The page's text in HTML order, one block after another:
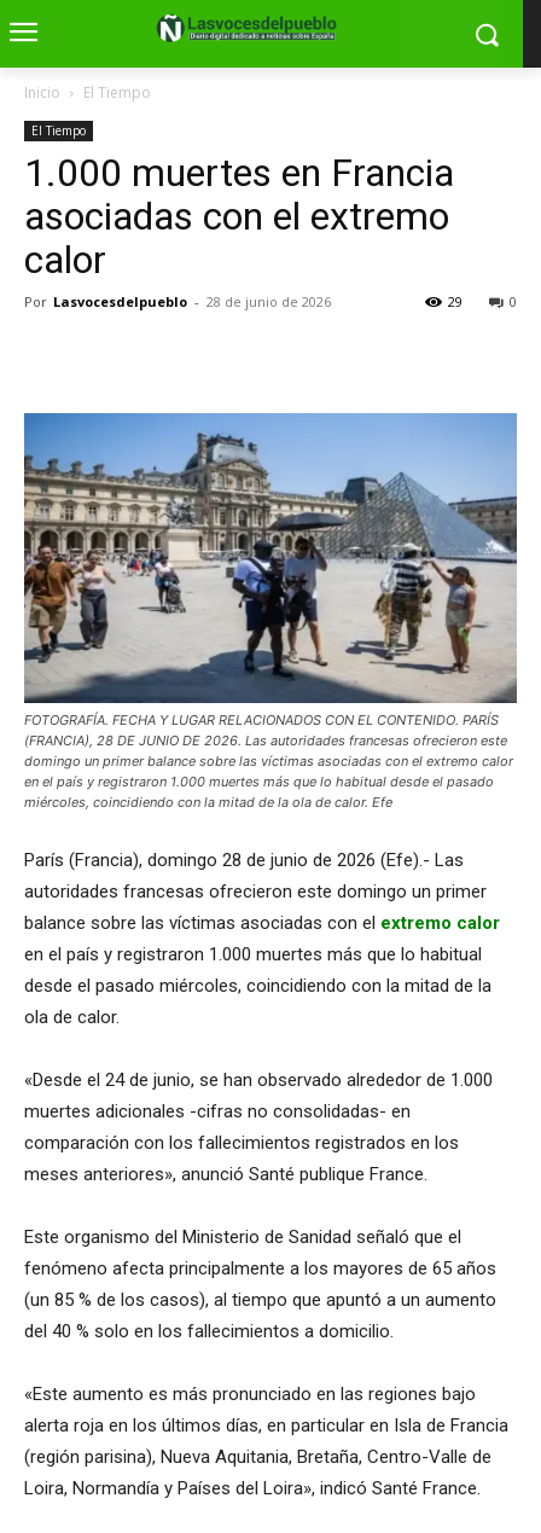
Inicio El Tiempo
El Tiempo
1.000 muertes en Francia
asociadas con el extremo
calor
Por Lasvocesdelpueblo - 28 de junio de 2026 0
29
FOTOGRAFÍA. FECHA Y LUGAR RELACIONADOS CON EL CONTENIDO. PARÍS
(FRANCIA), 28 DE JUNIO DE 2026. Las autoridades francesas ofrecieron este
domingo un primer balance sobre las víctimas asociadas con el extremo calor
en el país y registraron 1.000 muertes más que lo habitual desde el pasado
miércoles, coincidiendo con la mitad de la ola de calor. Efe
París (Francia), domingo 28 de junio de 2026 (Efe).- Las
autoridades francesas ofrecieron este domingo un primer
balance sobre las víctimas asociadas con el extremo calor
en el país y registraron 1.000 muertes más que lo habitual
desde el pasado miércoles, coincidiendo con la mitad de la
ola de calor.
«Desde el 24 de junio, se han observado alrededor de 1.000
muertes adicionales -cifras no consolidadas- en
comparación con los fallecimientos registrados en los
meses anteriores», anunció Santé publique France.
Este organismo del Ministerio de Sanidad señaló que el
fenómeno afecta principalmente a los mayores de 65 años
(un 85 % de los casos), al tiempo que apuntó a un aumento
del 40 % solo en los fallecimientos a domicilio.
«Este aumento es más pronunciado en las regiones bajo
alerta roja en los últimos días, en particular en Isla de Francia
(región parisina), Nueva Aquitania, Bretaña, Centro-Valle de
Loira, Normandía y Países del Loira», indicó Santé France.